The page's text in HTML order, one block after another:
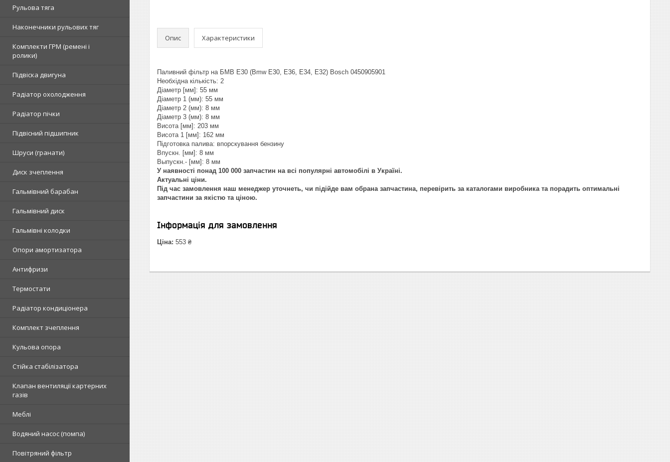
Рульова тяга
Наконечники рульових тяг
Комплекти ГРМ (ремені і
ролики)
Підвіска двигуна
Радіатор охолодження
Радіатор пічки
Підвісний підшипник
Шруси (гранати)
Диск зчеплення
Гальмівний барабан
Гальмівний диск
Гальмівні колодки
Опори амортизатора
Антифризи
Термостати
Радіатор кондиціонера
Комплект зчеплення
Кульова опора
Стійка стабілізатора
Клапан вентиляції картерних
газів
Меблі
Водяний насос (помпа)
Повітряний фільтр
Опис Характеристики
Паливний фільтр на БМВ Е30 (Bmw E30, E36, E34, E32) Bosch 0450905901
Необхідна кількість: 2
Діаметр [мм]: 55 мм
Діаметр 1 (мм): 55 мм
Діаметр 2 (мм): 8 мм
Діаметр 3 (мм): 8 мм
Висота [мм]: 203 мм
Висота 1 [мм]: 162 мм
Підготовка палива: впорскування бензину
Впускн. [мм]: 8 мм
Выпускн.- [мм]: 8 мм
У наявності понад 100 000 запчастин на всі популярні автомобілі в Україні.
Актуальні ціни.
Під час замовлення наш менеджер уточнеть, чи підійде вам обрана запчастина, перевірить за каталогами виробника та порадить оптимальні
запчастини за якістю та ціною.
Інформація для замовлення
Ціна: 553 ₴